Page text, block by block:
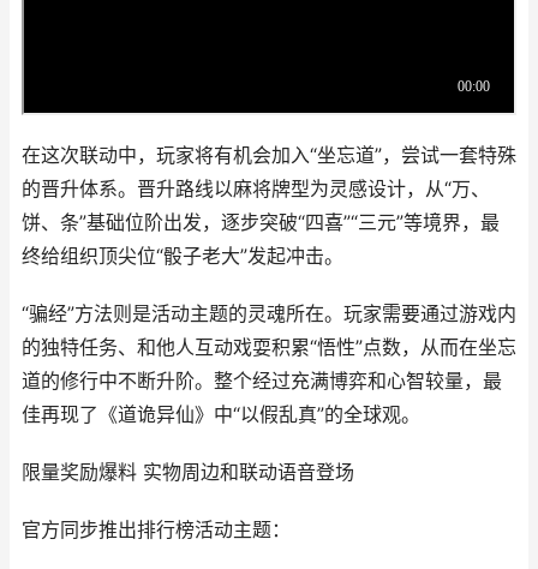
在这次联动中，玩家将有机会加入“坐忘道”，尝试一套特殊
的晋升体系。晋升路线以麻将牌型为灵感设计，从“万、
饼、条”基础位阶出发，逐步突破“四喜”“三元”等境界，最
终给组织顶尖位“骰子老大”发起冲击。
“骗经”方法则是活动主题的灵魂所在。玩家需要通过游戏内
的独特任务、和他人互动戏耍积累“悟性”点数，从而在坐忘
道的修行中不断升阶。整个经过充满博弈和心智较量，最
佳再现了《道诡异仙》中“以假乱真”的全球观。
限量奖励爆料 实物周边和联动语音登场
官方同步推出排行榜活动主题：